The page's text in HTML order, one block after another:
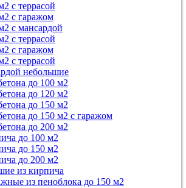
с террасой
с гаражом
с мансардой
с террасой
с гаражом
с террасой
небольшие
до 100 м2
до 120 м2
до 150 м2
до 150 м2 с гаражом
до 200 м2
до 100 м2
до 150 м2
до 200 м2
из кирпича
из пеноблока до 150 м2